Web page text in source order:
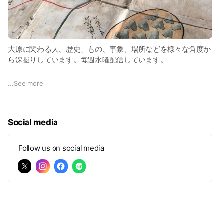
ぜひ一度遊びに来てね！
【里の駅大原、朝市ページ】
https://www.satonoeki-ohara.com/market/
https://www.facebook.com/otofuku
大原に関わる人、歴史、もの、事象、場所などを様々な角度か
ら深掘りしています。毎週水曜配信しています。
音吹の園主が自身の知的好奇心を満たすために始めたラジオで
【Spotify】
=9qK80FqKSCCRReJVXExtkQ
Google PodcastやApple podcastでも、配信中！
...See more
Social media
Follow us on social media